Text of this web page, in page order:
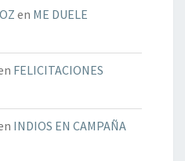
en ME DUELE
FELICITACIONES
INDIOS EN CAMPAÑA